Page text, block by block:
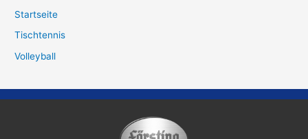
Startseite
Tischtennis
Volleyball